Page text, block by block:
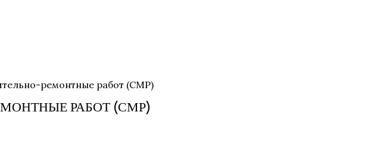
ремонтные работ (СМР)
РАБОТ (СМР)